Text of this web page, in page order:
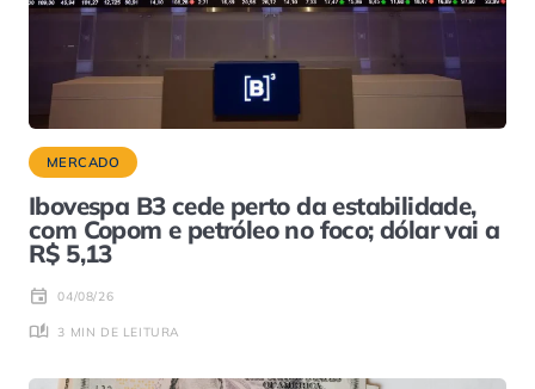
MERCADO
Ibovespa B3 cede perto da estabilidade,
com Copom e petróleo no foco; dólar vai a
R$ 5,13
04/08/26
3 MIN DE LEITURA